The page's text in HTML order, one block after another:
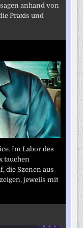
anhand von
Praxis und
Im Labor des
tauchen
die Szenen aus
jeweils mit